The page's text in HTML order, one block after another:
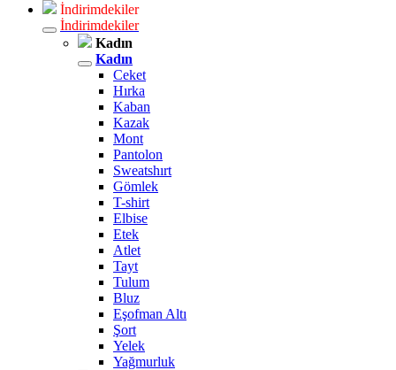
İndirimdekiler
İndirimdekiler
Kadın
Kadın
Ceket
Hırka
Kaban
Kazak
Mont
Pantolon
Sweatshırt
Gömlek
T-shirt
Elbise
Etek
Atlet
Tayt
Tulum
Bluz
Eşofman Altı
Şort
Yelek
Yağmurluk